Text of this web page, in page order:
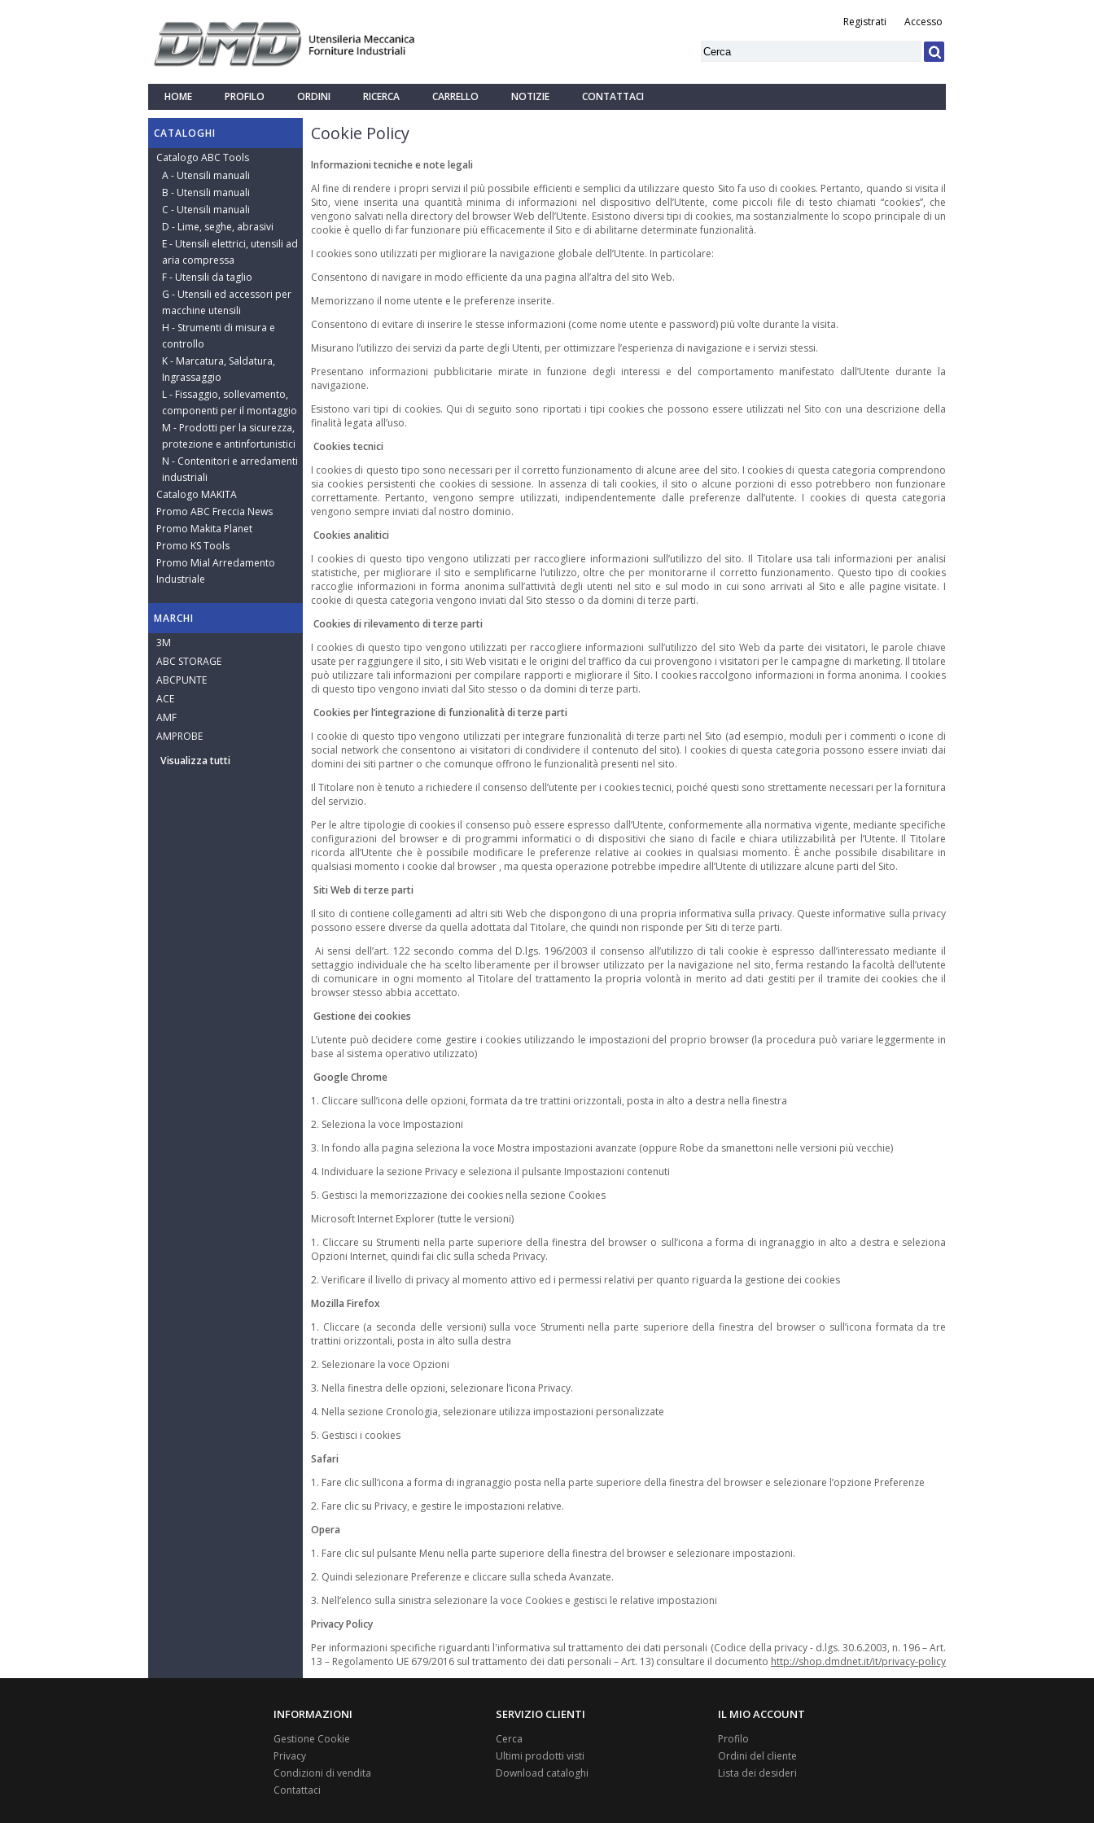
Registrati Accesso
HOME PROFILO ORDINI RICERCA CARRELLO NOTIZIE CONTATTACI
CATALOGHI
Catalogo ABC Tools
A - Utensili manuali
B - Utensili manuali
C - Utensili manuali
D - Lime, seghe, abrasivi
E - Utensili elettrici, utensili ad
aria compressa
F - Utensili da taglio
G - Utensili ed accessori per
macchine utensili
H - Strumenti di misura e
controllo
K - Marcatura, Saldatura,
Ingrassaggio
L - Fissaggio, sollevamento,
componenti per il montaggio
M - Prodotti per la sicurezza,
protezione e antinfortunistici
N - Contenitori e arredamenti
industriali
Catalogo MAKITA
Promo ABC Freccia News
Promo Makita Planet
Promo KS Tools
Promo Mial Arredamento
Industriale
MARCHI
3M
ABC STORAGE
ABCPUNTE
ACE
AMF
AMPROBE
Visualizza tutti
Cookie Policy
Informazioni tecniche e note legali
Al fine di rendere i propri servizi il più possibile efficienti e semplici da utilizzare questo Sito fa uso di cookies. Pertanto, quando si visita il
Sito, viene inserita una quantità minima di informazioni nel dispositivo dell’Utente, come piccoli file di testo chiamati “cookies”, che
vengono salvati nella directory del browser Web dell’Utente. Esistono diversi tipi di cookies, ma sostanzialmente lo scopo principale di un
cookie è quello di far funzionare più efficacemente il Sito e di abilitarne determinate funzionalità.
I cookies sono utilizzati per migliorare la navigazione globale dell’Utente. In particolare:
Consentono di navigare in modo efficiente da una pagina all’altra del sito Web.
Memorizzano il nome utente e le preferenze inserite.
Consentono di evitare di inserire le stesse informazioni (come nome utente e password) più volte durante la visita.
Misurano l’utilizzo dei servizi da parte degli Utenti, per ottimizzare l’esperienza di navigazione e i servizi stessi.
Presentano informazioni pubblicitarie mirate in funzione degli interessi e del comportamento manifestato dall’Utente durante la
navigazione.
Esistono vari tipi di cookies. Qui di seguito sono riportati i tipi cookies che possono essere utilizzati nel Sito con una descrizione della
finalità legata all’uso.
Cookies tecnici
I cookies di questo tipo sono necessari per il corretto funzionamento di alcune aree del sito. I cookies di questa categoria comprendono
sia cookies persistenti che cookies di sessione. In assenza di tali cookies, il sito o alcune porzioni di esso potrebbero non funzionare
correttamente. Pertanto, vengono sempre utilizzati, indipendentemente dalle preferenze dall’utente. I cookies di questa categoria
vengono sempre inviati dal nostro dominio.
Cookies analitici
I cookies di questo tipo vengono utilizzati per raccogliere informazioni sull’utilizzo del sito. Il Titolare usa tali informazioni per analisi
statistiche, per migliorare il sito e semplificarne l’utilizzo, oltre che per monitorarne il corretto funzionamento. Questo tipo di cookies
raccoglie informazioni in forma anonima sull’attività degli utenti nel sito e sul modo in cui sono arrivati al Sito e alle pagine visitate. I
cookie di questa categoria vengono inviati dal Sito stesso o da domini di terze parti.
Cookies di rilevamento di terze parti
I cookies di questo tipo vengono utilizzati per raccogliere informazioni sull’utilizzo del sito Web da parte dei visitatori, le parole chiave
usate per raggiungere il sito, i siti Web visitati e le origini del traffico da cui provengono i visitatori per le campagne di marketing. Il titolare
può utilizzare tali informazioni per compilare rapporti e migliorare il Sito. I cookies raccolgono informazioni in forma anonima. I cookies
di questo tipo vengono inviati dal Sito stesso o da domini di terze parti.
Cookies per l’integrazione di funzionalità di terze parti
I cookie di questo tipo vengono utilizzati per integrare funzionalità di terze parti nel Sito (ad esempio, moduli per i commenti o icone di
social network che consentono ai visitatori di condividere il contenuto del sito). I cookies di questa categoria possono essere inviati dai
domini dei siti partner o che comunque offrono le funzionalità presenti nel sito.
Il Titolare non è tenuto a richiedere il consenso dell’utente per i cookies tecnici, poiché questi sono strettamente necessari per la fornitura
del servizio.
Per le altre tipologie di cookies il consenso può essere espresso dall’Utente, conformemente alla normativa vigente, mediante specifiche
configurazioni del browser e di programmi informatici o di dispositivi che siano di facile e chiara utilizzabilità per l’Utente. Il Titolare
ricorda all’Utente che è possibile modificare le preferenze relative ai cookies in qualsiasi momento. È anche possibile disabilitare in
qualsiasi momento i cookie dal browser , ma questa operazione potrebbe impedire all’Utente di utilizzare alcune parti del Sito.
Siti Web di terze parti
Il sito di contiene collegamenti ad altri siti Web che dispongono di una propria informativa sulla privacy. Queste informative sulla privacy
possono essere diverse da quella adottata dal Titolare, che quindi non risponde per Siti di terze parti.
Ai sensi dell’art. 122 secondo comma del D.lgs. 196/2003 il consenso all’utilizzo di tali cookie è espresso dall’interessato mediante il
settaggio individuale che ha scelto liberamente per il browser utilizzato per la navigazione nel sito, ferma restando la facoltà dell’utente
di comunicare in ogni momento al Titolare del trattamento la propria volontà in merito ad dati gestiti per il tramite dei cookies che il
browser stesso abbia accettato.
Gestione dei cookies
L’utente può decidere come gestire i cookies utilizzando le impostazioni del proprio browser (la procedura può variare leggermente in
base al sistema operativo utilizzato)
Google Chrome
1. Cliccare sull’icona delle opzioni, formata da tre trattini orizzontali, posta in alto a destra nella finestra
2. Seleziona la voce Impostazioni
3. In fondo alla pagina seleziona la voce Mostra impostazioni avanzate (oppure Robe da smanettoni nelle versioni più vecchie)
4. Individuare la sezione Privacy e seleziona il pulsante Impostazioni contenuti
5. Gestisci la memorizzazione dei cookies nella sezione Cookies
Microsoft Internet Explorer (tutte le versioni)
1. Cliccare su Strumenti nella parte superiore della finestra del browser o sull’icona a forma di ingranaggio in alto a destra e seleziona
Opzioni Internet, quindi fai clic sulla scheda Privacy.
2. Verificare il livello di privacy al momento attivo ed i permessi relativi per quanto riguarda la gestione dei cookies
Mozilla Firefox
1. Cliccare (a seconda delle versioni) sulla voce Strumenti nella parte superiore della finestra del browser o sull’icona formata da tre
trattini orizzontali, posta in alto sulla destra
2. Selezionare la voce Opzioni
3. Nella finestra delle opzioni, selezionare l’icona Privacy.
4. Nella sezione Cronologia, selezionare utilizza impostazioni personalizzate
5. Gestisci i cookies
Safari
1. Fare clic sull’icona a forma di ingranaggio posta nella parte superiore della finestra del browser e selezionare l’opzione Preferenze
2. Fare clic su Privacy, e gestire le impostazioni relative.
Opera
1. Fare clic sul pulsante Menu nella parte superiore della finestra del browser e selezionare impostazioni.
2. Quindi selezionare Preferenze e cliccare sulla scheda Avanzate.
3. Nell’elenco sulla sinistra selezionare la voce Cookies e gestisci le relative impostazioni
Privacy Policy
Per informazioni specifiche riguardanti l'informativa sul trattamento dei dati personali (Codice della privacy - d.lgs. 30.6.2003, n. 196 – Art.
13 – Regolamento UE 679/2016 sul trattamento dei dati personali – Art. 13) consultare il documento http://shop.dmdnet.it/it/privacy-policy
INFORMAZIONI
Gestione Cookie
Privacy
Condizioni di vendita
Contattaci
SERVIZIO CLIENTI
Cerca
Ultimi prodotti visti
Download cataloghi
IL MIO ACCOUNT
Profilo
Ordini del cliente
Lista dei desideri